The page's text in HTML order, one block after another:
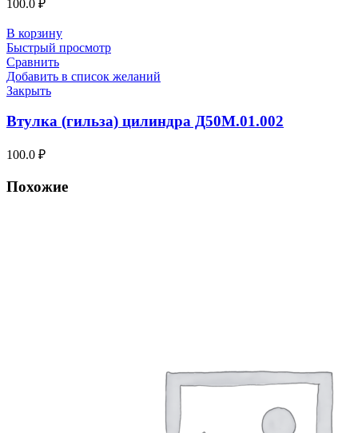
100.0 ₽
В корзину
Быстрый просмотр
Сравнить
Добавить в список желаний
Закрыть
Втулка (гильза) цилиндра Д50М.01.002
100.0 ₽
Похожие